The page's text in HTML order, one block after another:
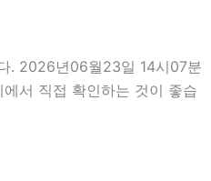
. 2026년06월23일 14시07분
서 직접 확인하는 것이 좋습